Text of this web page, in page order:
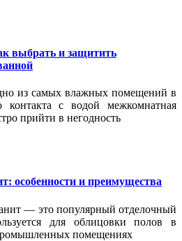
выбрать и защитить
из самых влажных помещений в
контакта с водой межкомнатная
прийти в негодность
особенности и преимущества
— это популярный отделочный
для облицовки полов в
помещениях